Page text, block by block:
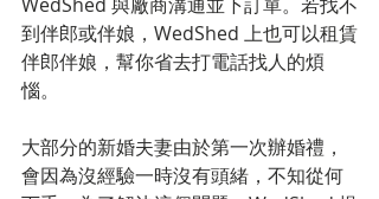
WedShed 與廠商溝通並下訂單。若找不
到伴郎或伴娘，WedShed 上也可以租賃
伴郎伴娘，幫你省去打電話找人的煩
惱。
大部分的新婚夫妻由於第一次辦婚禮，
會因為沒經驗一時沒有頭緒，不知從何